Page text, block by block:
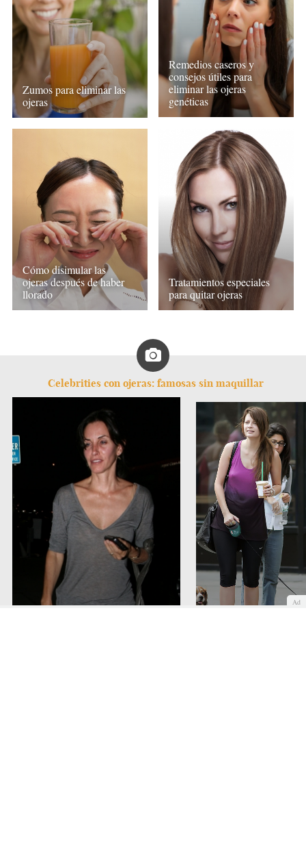
Zumos para eliminar las
ojeras
Remedios caseros y
consejos útiles para
eliminar las ojeras
genéticas
Cómo disimular las
ojeras después de haber
llorado
Tratamientos especiales
para quitar ojeras
Celebrities con ojeras: famosas sin maquillar
Ad